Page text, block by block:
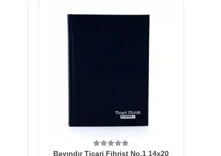
Bayındır Ticari Fihrist No.1 14x20